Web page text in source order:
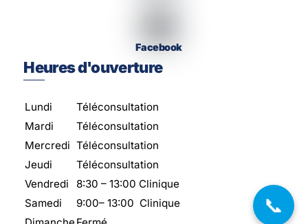
📞
Facebook
Heures d'ouverture
Lundi
Téléconsultation
Mardi
Téléconsultation
Mercredi Téléconsultation
Jeudi
Téléconsultation
Vendredi
8:30 – 13:00 Clinique
Samedi
9:00–13:00 Clinique